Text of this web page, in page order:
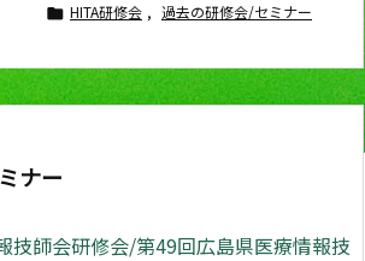
 HITA研修会 , 過去の研修会/セミナー
ナー
技師会研修会/第49回広島県医療情報技